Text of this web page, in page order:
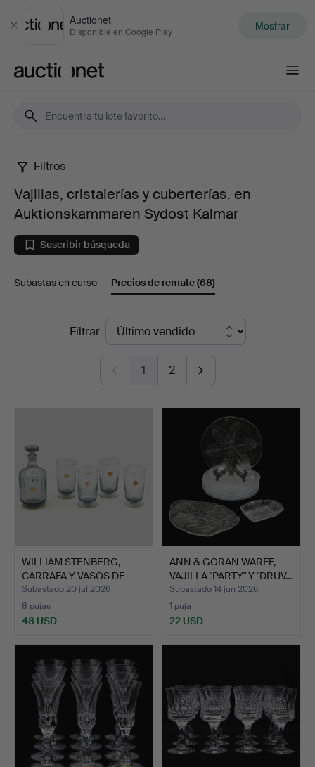
Cerrar
Auctionet
Disponible en Google Play Mostrar
Vajillas,
cristalerías
cuberterías.
Auktionskammaren
Filtros
Vajillas, cristalerías y cuberterías. en
Auktionskammaren Sydost Kalmar
Suscribir búsqueda
Subastas en curso Precios de remate(68)
Filtrar
1 2
WILLIAM STENBERG,
CARRAFA Y VASOS DE
VIDRI…
Subastado 20 jul 2026
8 pujas
48 USD
ANN & GÖRAN WÄRFF,
VAJILLA "PARTY" Y "DRUV…
Subastado 14 jun 2026
1 puja
22 USD